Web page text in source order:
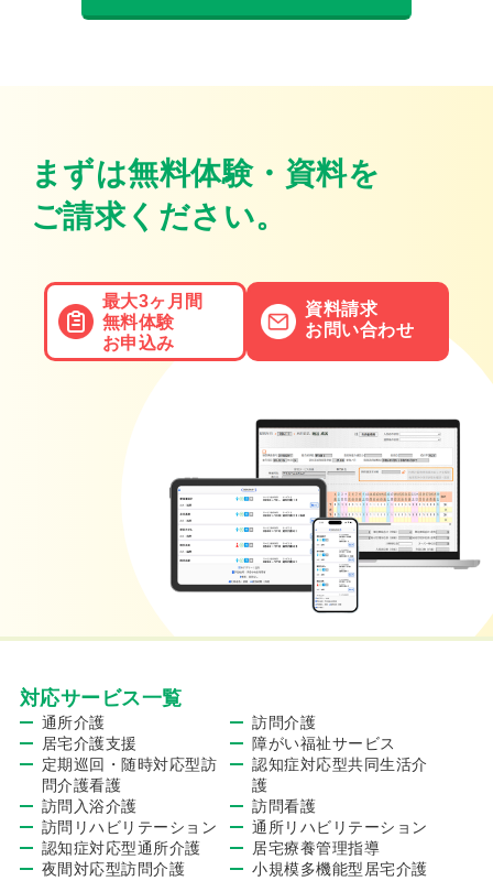
まずは無料体験・資料を
ご請求ください。
最大3ヶ月間
無料体験
お申込み
資料請求
お問い合わせ
対応サービス一覧
通所介護
訪問介護
居宅介護支援
障がい福祉サービス
定期巡回・随時対応型訪
問介護看護
認知症対応型共同生活介
護
訪問入浴介護
訪問看護
訪問リハビリテーション
通所リハビリテーション
認知症対応型通所介護
居宅療養管理指導
夜間対応型訪問介護
小規模多機能型居宅介護